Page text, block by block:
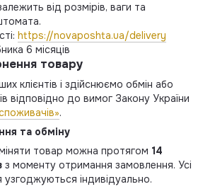
від розмірів, ваги та
https://novaposhta.ua/delivery
6 місяців
товару
клієнтів і здійснюємо обмін або
відповідно до вимог Закону України
.
та обміну
товар можна протягом 14
з моменту отримання замовлення. Усі
узгоджуються індивідуально.